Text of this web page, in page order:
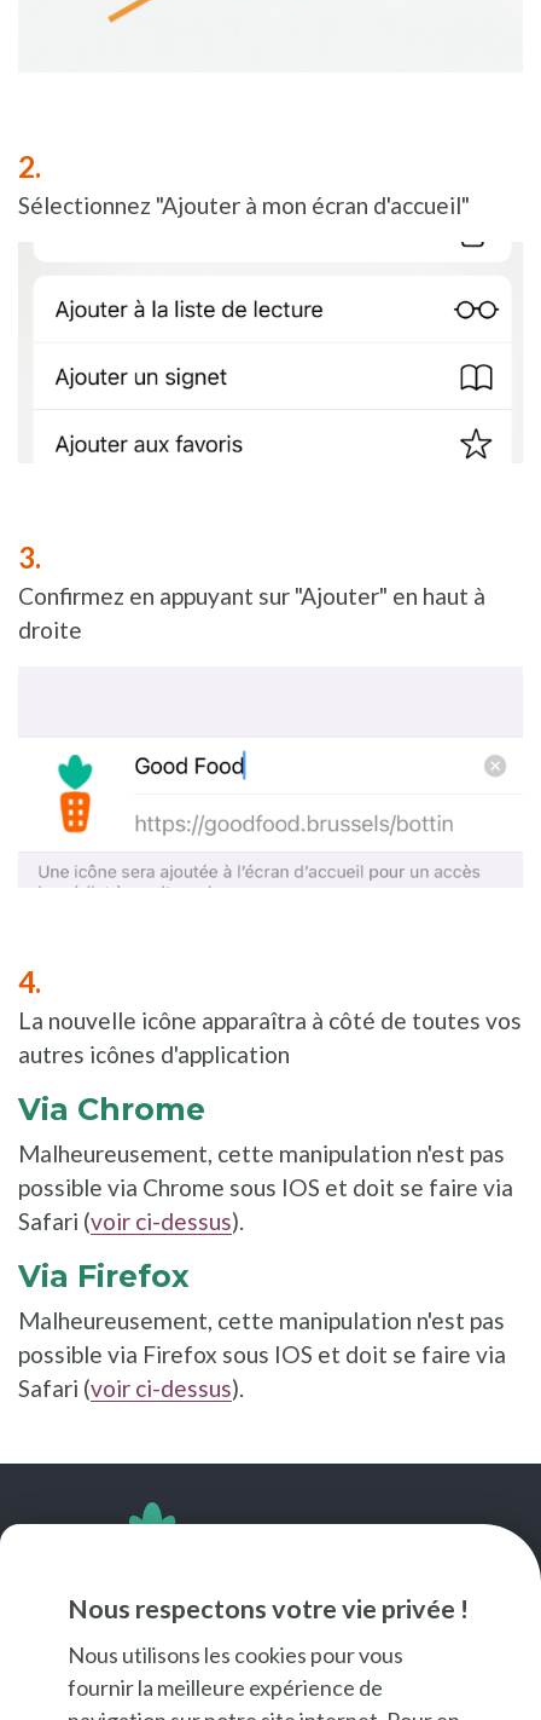
Nous respectons votre vie privée !
Nous utilisons les cookies pour vous
fournir la meilleure expérience de
Sélectionnez "Ajouter à mon écran d'accueil"
Confirmez en appuyant sur "Ajouter" en haut à
droite
La nouvelle icône apparaîtra à côté de toutes vos
autres icônes d'application
Via Chrome
Malheureusement, cette manipulation n'est pas
possible via Chrome sous IOS et doit se faire via
Safari (voir ci-dessus).
Via Firefox
Malheureusement, cette manipulation n'est pas
possible via Firefox sous IOS et doit se faire via
Safari (voir ci-dessus).